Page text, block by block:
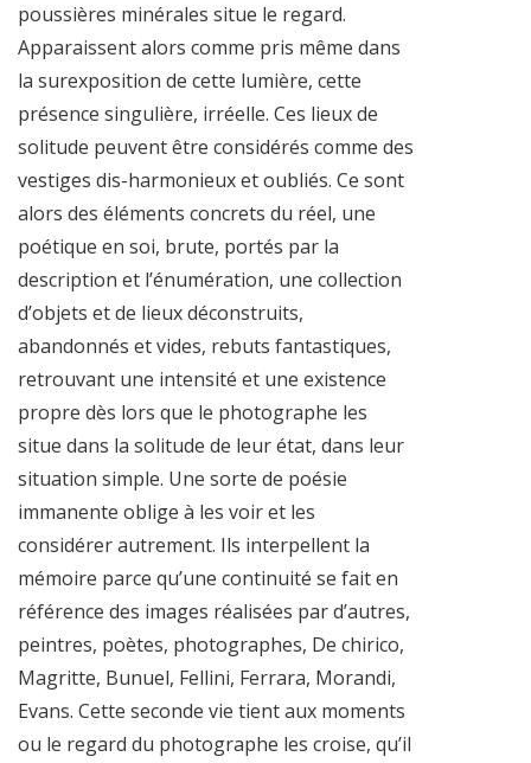
poussières minérales situe le regard.
Apparaissent alors comme pris même dans
la surexposition de cette lumière, cette
présence singulière, irréelle. Ces lieux de
solitude peuvent être considérés comme des
vestiges dis-harmonieux et oubliés. Ce sont
alors des éléments concrets du réel, une
poétique en soi, brute, portés par la
description et l’énumération, une collection
d’objets et de lieux déconstruits,
abandonnés et vides, rebuts fantastiques,
retrouvant une intensité et une existence
propre dès lors que le photographe les
situe dans la solitude de leur état, dans leur
situation simple. Une sorte de poésie
immanente oblige à les voir et les
considérer autrement. Ils interpellent la
mémoire parce qu’une continuité se fait en
référence des images réalisées par d’autres,
peintres, poètes, photographes, De chirico,
Magritte, Bunuel, Fellini, Ferrara, Morandi,
Evans. Cette seconde vie tient aux moments
ou le regard du photographe les croise, qu’il